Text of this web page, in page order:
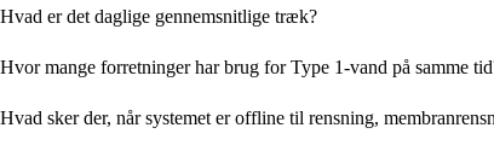
Hvad er det daglige gennemsnitlige træk?
Hvor mange forretninger har brug for Type 1-vand på samme
Hvad sker der, når systemet er offline til rensning,